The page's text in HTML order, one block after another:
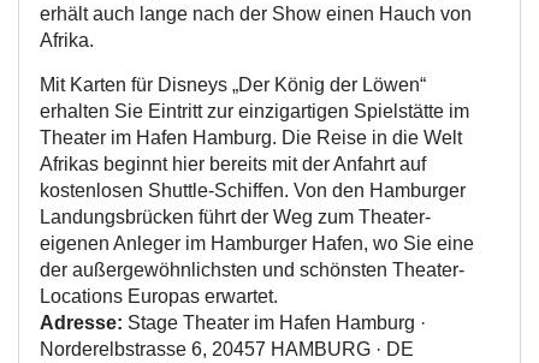
erhält auch lange nach der Show einen Hauch von
Afrika.
Mit Karten für Disneys „Der König der Löwen“
erhalten Sie Eintritt zur einzigartigen Spielstätte im
Theater im Hafen Hamburg. Die Reise in die Welt
Afrikas beginnt hier bereits mit der Anfahrt auf
kostenlosen Shuttle-Schiffen. Von den Hamburger
Landungsbrücken führt der Weg zum Theater-
eigenen Anleger im Hamburger Hafen, wo Sie eine
der außergewöhnlichsten und schönsten Theater-
Locations Europas erwartet.
Adresse: Stage Theater im Hafen Hamburg ·
Norderelbstrasse 6, 20457 HAMBURG · DE